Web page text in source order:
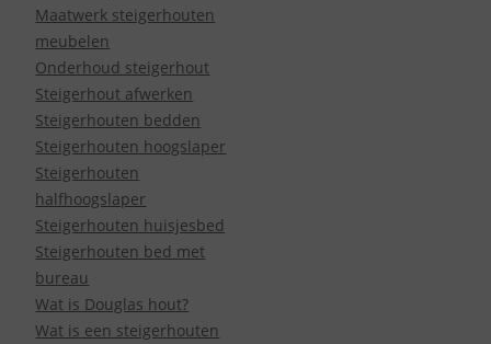
Maatwerk steigerhouten
meubelen
Onderhoud steigerhout
Steigerhout afwerken
Steigerhouten bedden
Steigerhouten hoogslaper
Steigerhouten
halfhoogslaper
Steigerhouten huisjesbed
Steigerhouten bed met
bureau
Wat is Douglas hout?
Wat is een steigerhouten